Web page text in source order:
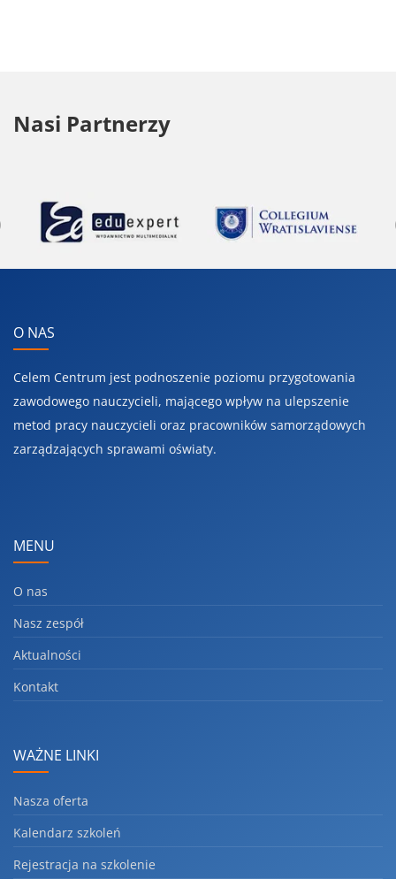
Nasi Partnerzy
Previous
O NAS
Celem Centrum jest podnoszenie poziomu przygotowania
zawodowego nauczycieli, mającego wpływ na ulepszenie
metod pracy nauczycieli oraz pracowników samorządowych
zarządzających sprawami oświaty.
MENU
O nas
Nasz zespół
Aktualności
Kontakt
WAŻNE LINKI
Nasza oferta
Kalendarz szkoleń
Rejestracja na szkolenie